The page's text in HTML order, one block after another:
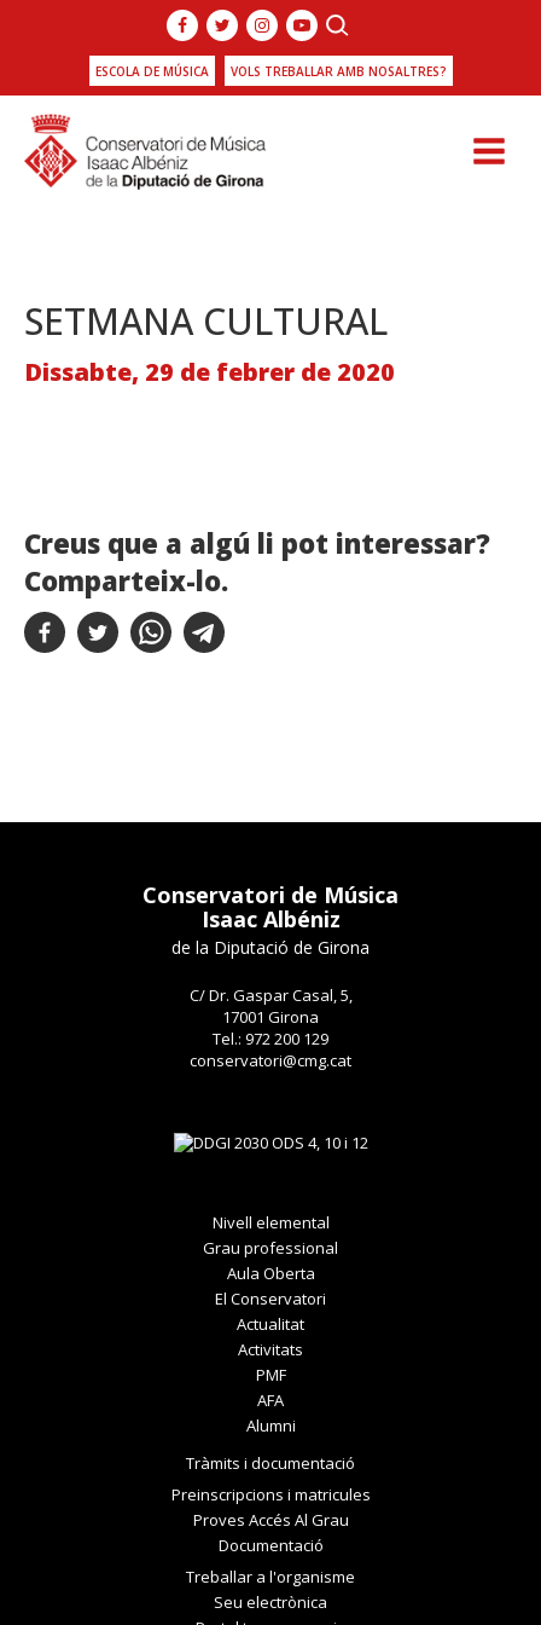
ESCOLA DE MÚSICA VOLS TREBALLAR AMB NOSALTRES?
SETMANA CULTURAL
Dissabte, 29 de febrer de 2020
Creus que a algú li pot interessar?
Comparteix-lo.
Conservatori de Música
Isaac Albéniz
de la Diputació de Girona
C/ Dr. Gaspar Casal, 5,
17001 Girona
Tel.: 972 200 129
conservatori@cmg.cat
Nivell elemental
Grau professional
Aula Oberta
El Conservatori
Actualitat
Activitats
PMF
AFA
Alumni
Tràmits i documentació
Preinscripcions i matricules
Proves Accés Al Grau
Documentació
Treballar a l'organisme
Seu electrònica